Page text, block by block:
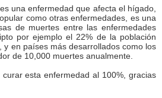
una enfermedad que afecta el hígado,
como otras enfermedades, es una
de muertes entre las enfermedades
por ejemplo el 22% de la población
y en países más desarrollados como los
de 10,000 muertes anualmente.
esta enfermedad al 100%, gracias